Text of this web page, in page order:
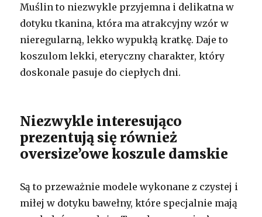
Muślin to niezwykle przyjemna i delikatna w
dotyku tkanina, która ma atrakcyjny wzór w
nieregularną, lekko wypukłą kratkę. Daje to
koszulom lekki, eteryczny charakter, który
doskonale pasuje do ciepłych dni.
Niezwykle interesująco
prezentują się również
oversize’owe koszule damskie
Są to przeważnie modele wykonane z czystej i
miłej w dotyku bawełny, które specjalnie mają